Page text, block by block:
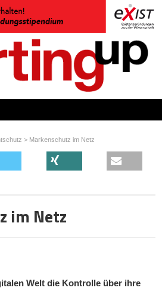
> Markenschutz im Netz
im Netz
Welt die Kontrolle über ihre